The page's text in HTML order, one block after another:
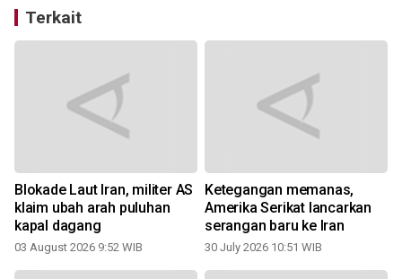
Terkait
Blokade Laut Iran, militer AS
klaim ubah arah puluhan
kapal dagang
03 August 2026 9:52 WIB
Ketegangan memanas,
Amerika Serikat lancarkan
serangan baru ke Iran
30 July 2026 10:51 WIB